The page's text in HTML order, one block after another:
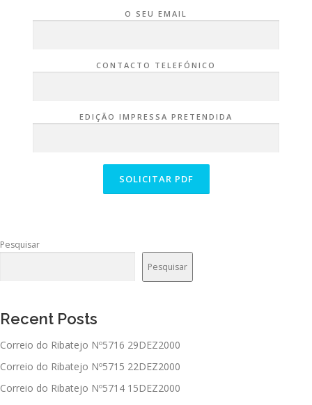
O SEU EMAIL
CONTACTO TELEFÓNICO
EDIÇÃO IMPRESSA PRETENDIDA
Pesquisar
Pesquisar
Recent Posts
Correio do Ribatejo Nº5716 29DEZ2000
Correio do Ribatejo Nº5715 22DEZ2000
Correio do Ribatejo Nº5714 15DEZ2000